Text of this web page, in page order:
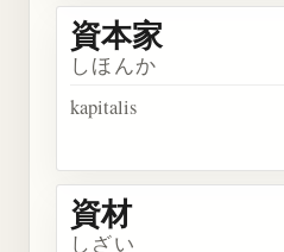
資本家
しほんか
kapitalis
資材
しざい